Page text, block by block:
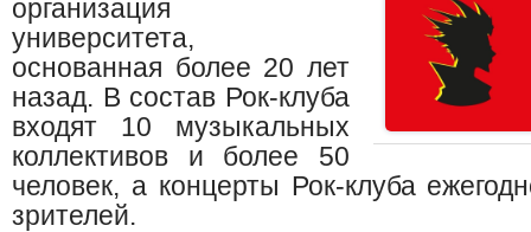
организация
университета,
основанная более 20 лет
назад. В состав Рок-клуба
входят 10 музыкальных
коллективов и более 50
человек, а концерты Рок-клуба
зрителей.